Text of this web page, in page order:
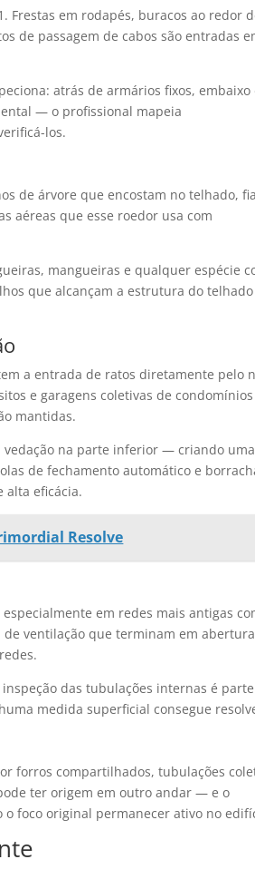
Frestas em rodapés, buracos ao redor
de passagem de cabos são entradas
atrás de armários fixos, embaixo
— o profissional mapeia
los.
de árvore que encostam no telhado,
aéreas que esse roedor usa com
mangueiras e qualquer espécie
que alcançam a estrutura do telhado
a entrada de ratos diretamente pelo
e garagens coletivas de
mantidas.
vedação na parte inferior — criando uma
de fechamento automático e
alta eficácia.
Resolve
em redes mais antigas
ventilação que terminam em
das tubulações internas é parte
medida superficial consegue
forros compartilhados, tubulações
ter origem em outro andar — e o
foco original permanecer ativo no